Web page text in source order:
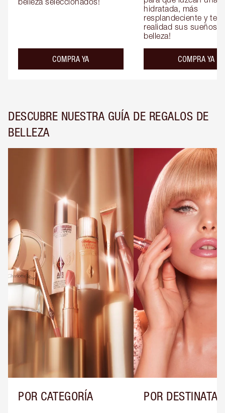
COMPRA YA
hidratada, más
resplandeciente y
realidad sus sueños
belleza!
COMPRA YA
DESCUBRE NUESTRA GUÍA DE REGALOS DE
BELLEZA
POR CATEGORÍA POR